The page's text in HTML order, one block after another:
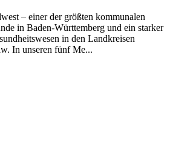
– einer der größten kommunalen
in Baden-Württemberg und ein starker
in den Landkreisen
In unseren fünf Me...